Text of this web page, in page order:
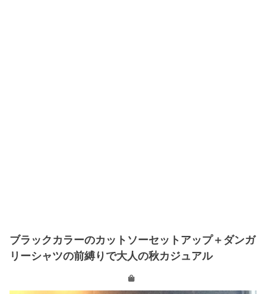
ブラックカラーのカットソーセットアップ＋ダンガ
リーシャツの前縛りで大人の秋カジュアル